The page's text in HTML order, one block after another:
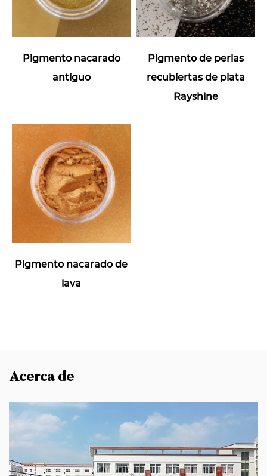
Pigmento nacarado
antiguo
Pigmento de perlas
recubiertas de plata
Rayshine
Pigmento nacarado de
lava
Acerca de